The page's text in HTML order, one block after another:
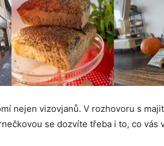
nejen vizovjanů. V rozhovoru s
se dozvíte třeba i to, co vás